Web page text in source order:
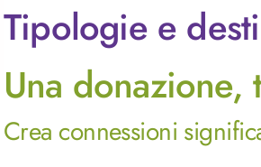
Tipologie e
Una donazione,
Crea connessioni